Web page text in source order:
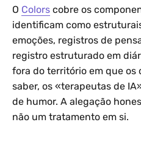
O Colors cobre os
identificam como
emoções, registros de
registro estruturado em
fora do território em que os
saber, os «terapeutas de
de humor. A alegação
não um tratamento em si.